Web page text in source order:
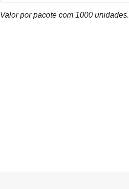
Valor por pacote com 1000 unidades.